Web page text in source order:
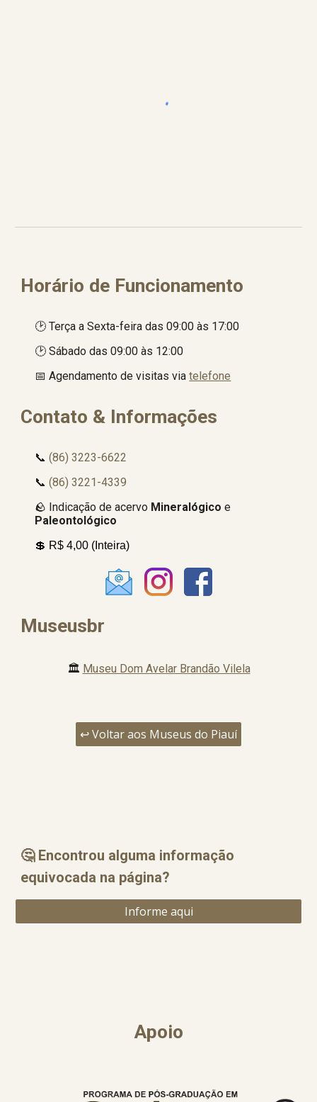
Horário de Funcionamento
🕑 Terça a Sexta-feira das 09:00 às 17:00
🕑Sábado das 09:00 às 12:00
📅 Agendamento de visitas viatelefone
Contato & Informações
📞(86) 3223-6622
📞(86) 3221-4339
🪨 Indicação de acervo Mineralógico e
Paleontológico
💲 R$ 4,00 (Inteira)
Museusbr
🏛️ Museu Dom Avelar Brandão Vilela
↩️ Voltar aos Museus do Piauí
🤔 Encontrou alguma informação
equivocada na página?
Informe aqui
Apoio